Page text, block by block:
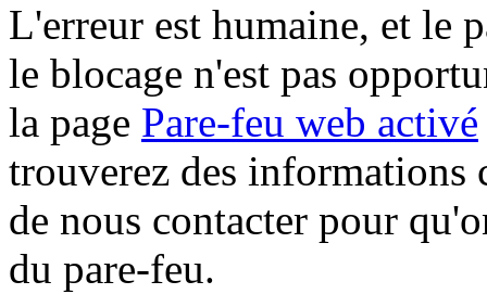
L'erreur est humaine, et le
le blocage n'est pas
la page Pare-feu web activé
trouverez des informations
de nous contacter pour
du pare-feu.